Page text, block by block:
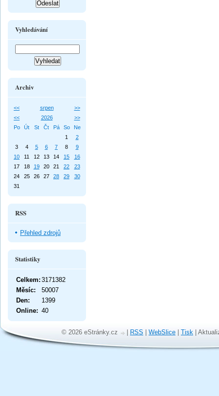
Vyhledávání
Archiv
<< srpen
>>
<<
2026
>>
Po
Út St Čt Pá So
Ne
1
2
3
4 5 6 7 8
9
10
11 12 13 14 15
16
17
18 19 20 21 22
23
24
25 26 27 28 29
30
31
RSS
Přehled zdrojů
Statistiky
Online: 40
Celkem: 3171382
Měsíc:
50007
Den:
1399
© 2026 eStránky.cz | RSS | WebSlice | Tisk |